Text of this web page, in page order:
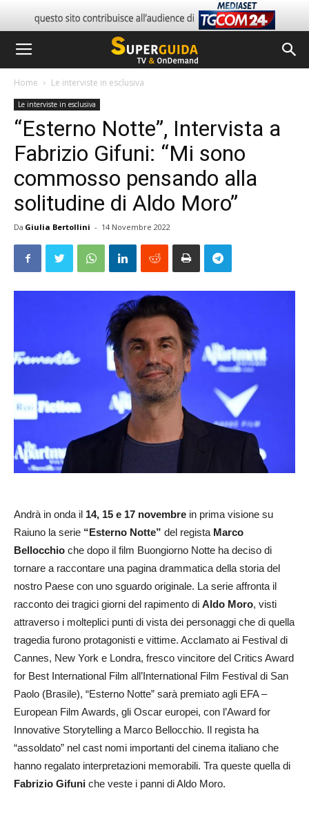
Home Le interviste in esclusiva
Le interviste in esclusiva
“Esterno Notte”, Intervista a
Fabrizio Gifuni: “Mi sono
commosso pensando alla
solitudine di Aldo Moro”
Da Giulia Bertollini - 14 Novembre 2022
Andrà in onda il 14, 15 e 17 novembre in prima visione su
Raiuno la serie “Esterno Notte” del regista Marco
Bellocchio che dopo il film Buongiorno Notte ha deciso di
tornare a raccontare una pagina drammatica della storia del
nostro Paese con uno sguardo originale. La serie affronta il
racconto dei tragici giorni del rapimento di Aldo Moro, visti
attraverso i molteplici punti di vista dei personaggi che di quella
tragedia furono protagonisti e vittime. Acclamato ai Festival di
Cannes, New York e Londra, fresco vincitore del Critics Award
for Best International Film all’International Film Festival di San
Paolo (Brasile), “Esterno Notte” sarà premiato agli EFA –
European Film Awards, gli Oscar europei, con l’Award for
Innovative Storytelling a Marco Bellocchio. Il regista ha
“assoldato” nel cast nomi importanti del cinema italiano che
hanno regalato interpretazioni memorabili. Tra queste quella di
Fabrizio Gifuni che veste i panni di Aldo Moro.